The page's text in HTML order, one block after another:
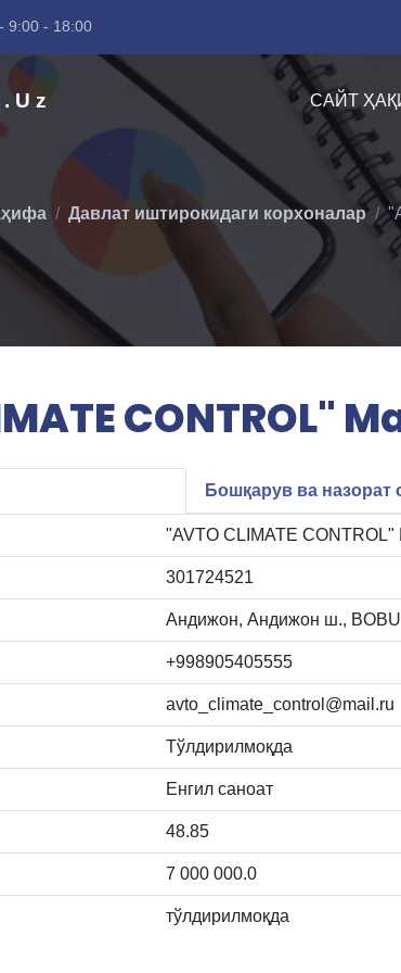
9:00 - 18:00
САЙТ
Давлат иштирокидаги корхоналар
Бошқарув ва назорат
"AVTO CLIMATE
301724521
Андижон, Андижон ш.,
+998905405555
avto_climate_control@mail.ru
Тўлдирилмоқда
Енгил саноат
48.85
7 000 000.0
тўлдирилмоқда